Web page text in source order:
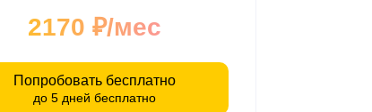
2170 ₽/мес
Попробовать бесплатно
до 5 дней бесплатно